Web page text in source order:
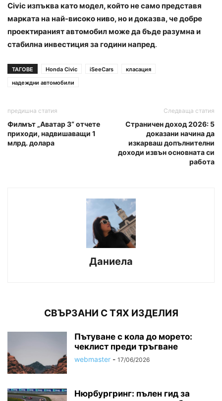
Civic изпъква като модел, който не само представя
марката на най-високо ниво, но и доказва, че добре
проектираният автомобил може да бъде разумна и
стабилна инвестиция за години напред.
ТАГОВЕ Honda Civic iSeeCars
класация
надеждни автомобили
предишна статия
Филмът „Аватар 3“ отчете
приходи, надвишаващи 1
млрд. долара
Следваща статия
Страничен доход 2026: 5
доказани начина да
изкарваш допълнителни
доходи извън основната си
работа
Даниела
СВЪРЗАНИ С ТЯХ ИЗДЕЛИЯ
Пътуване с кола до морето:
чеклист преди тръгване
webmaster - 17/06/2026
Нюрбургринг: пълен гид за